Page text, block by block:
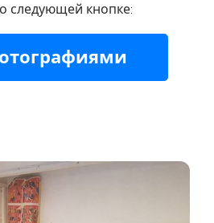
следующей кнопке: